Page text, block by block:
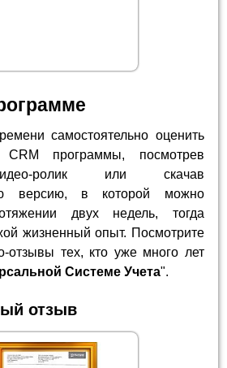
самостоятельно оценить
CRM программы, посмотрев
ролик или скачав
версию, в которой можно
двух недель, тогда
жизненный опыт. Посмотрите
отзывы тех, кто уже много лет
Системе Учета".
отзыв